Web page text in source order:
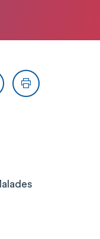
Imprimer